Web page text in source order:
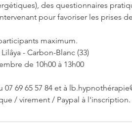
des questionnaires
pour favoriser les prises
maximum.
- Carbon-Blanc (33)
de 10h00 à 13h00
69 65 57 84 et à
/ virement / Paypal à l'inscription.